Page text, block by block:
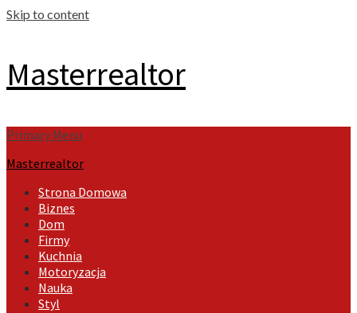
Skip to content
Masterrealtor
Primary Menu
Masterrealtor
Strona Domowa
Biznes
Dom
Firmy
Kuchnia
Motoryzacja
Nauka
Styl